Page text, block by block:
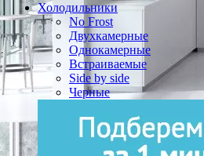
Холодильники
No Frost
Двухкамерные
Однокамерные
Встраиваемые
Side by side
Черные